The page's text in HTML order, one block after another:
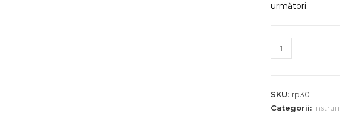
următori.
Cantitate
Pian
RP30
SKU: rp30
Categorii: